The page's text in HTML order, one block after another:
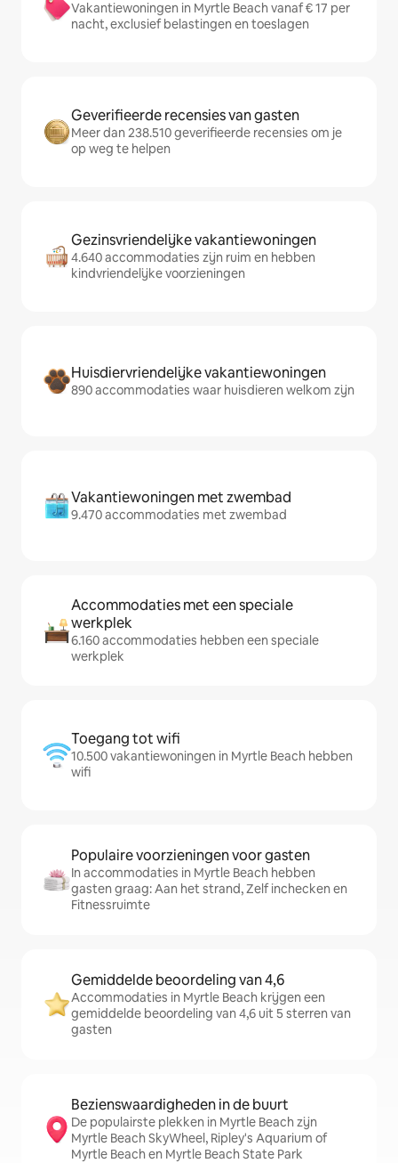
Vakantiewoningen in Myrtle Beach vanaf € 17 per
nacht, exclusief belastingen en toeslagen
Geverifieerde recensies van gasten
Meer dan 238.510 geverifieerde recensies om je
op weg te helpen
Gezinsvriendelijke vakantiewoningen
4.640 accommodaties zijn ruim en hebben
kindvriendelijke voorzieningen
Huisdiervriendelijke vakantiewoningen
890 accommodaties waar huisdieren welkom zijn
Vakantiewoningen met zwembad
9.470 accommodaties met zwembad
Accommodaties met een speciale
werkplek
6.160 accommodaties hebben een speciale
werkplek
Toegang tot wifi
10.500 vakantiewoningen in Myrtle Beach hebben
wifi
Populaire voorzieningen voor gasten
In accommodaties in Myrtle Beach hebben
gasten graag: Aan het strand, Zelf inchecken en
Fitnessruimte
Gemiddelde beoordeling van 4,6
Accommodaties in Myrtle Beach krijgen een
gemiddelde beoordeling van 4,6 uit 5 sterren van
gasten
Bezienswaardigheden in de buurt
De populairste plekken in Myrtle Beach zijn
Myrtle Beach SkyWheel, Ripley's Aquarium of
Myrtle Beach en Myrtle Beach State Park